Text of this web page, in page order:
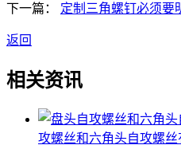
下一篇： 定制三角螺钉必须要
返回
相关资讯
攻螺丝和六角头自攻螺丝